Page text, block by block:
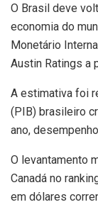
O Brasil deve
economia do
Monetário
Austin Ratings a
A estimativa foi
(PIB) brasileiro
ano,
O levantamento
Canadá no
em dólares